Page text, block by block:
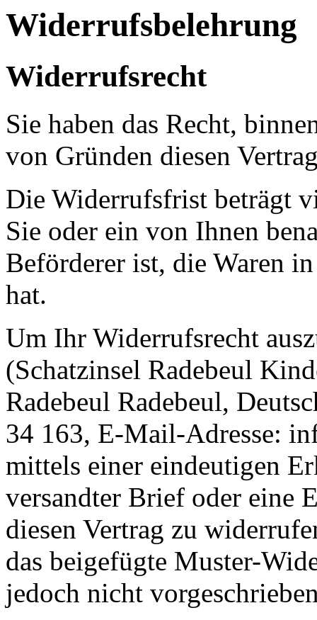
Widerrufsbelehrung
Widerrufsrecht
Sie haben das Recht,
von Gründen diesen
Die Widerrufsfrist beträgt
Sie oder ein von Ihnen
Beförderer ist, die Waren
hat.
Um Ihr Widerrufsrecht
(Schatzinsel Radebeul
Radebeul Radebeul,
34 163, E-Mail-Adresse:
mittels einer eindeutigen
versandter Brief oder eine
diesen Vertrag zu
das beigefügte Muster-
jedoch nicht